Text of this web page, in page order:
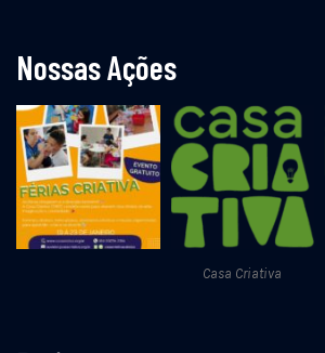
Nossas Ações
Casa Criativa